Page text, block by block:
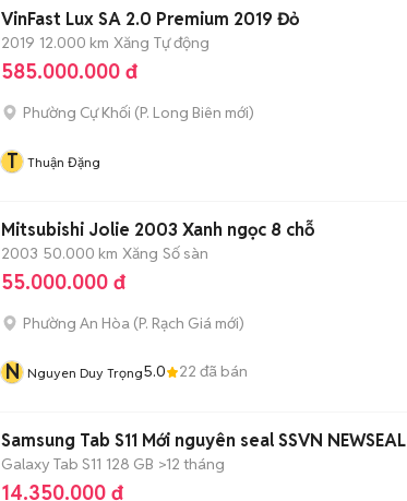
VinFast Lux SA 2.0 Premium 2019 Đỏ
2019 12.000 km Xăng Tự động
585.000.000 đ
Phường Cự Khối (P. Long Biên mới)
T Thuận Đặng
Mitsubishi Jolie 2003 Xanh ngọc 8 chỗ
2003 50.000 km Xăng Số sàn
55.000.000 đ
Phường An Hòa (P. Rạch Giá mới)
N Nguyen Duy Trọng5.0 22 đã bán
Samsung Tab S11 Mới nguyên seal SSVN NEWSEAL
Galaxy Tab S11 128 GB >12 tháng
14.350.000 đ